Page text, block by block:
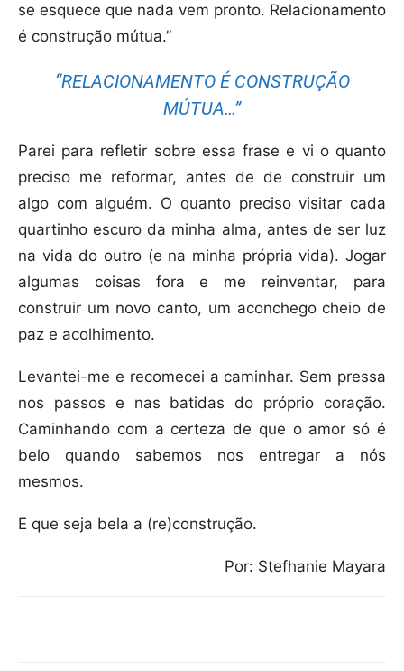
se esquece que nada vem pronto. Relacionamento
é construção mútua.”
“RELACIONAMENTO É CONSTRUÇÃO
MÚTUA…”
Parei para refletir sobre essa frase e vi o quanto
preciso me reformar, antes de de construir um
algo com alguém. O quanto preciso visitar cada
quartinho escuro da minha alma, antes de ser luz
na vida do outro (e na minha própria vida). Jogar
algumas coisas fora e me reinventar, para
construir um novo canto, um aconchego cheio de
paz e acolhimento.
Levantei-me e recomecei a caminhar. Sem pressa
nos passos e nas batidas do próprio coração.
Caminhando com a certeza de que o amor só é
belo quando sabemos nos entregar a nós
mesmos.
E que seja bela a (re)construção.
Por: Stefhanie Mayara